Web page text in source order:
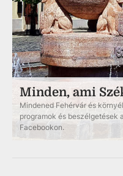
Minden, ami
Mindened Fehérvár és
programok és beszélgetések
Facebookon.